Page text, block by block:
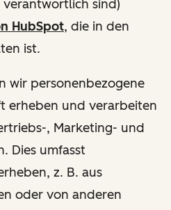
sind)
HubSpot, die in den
ist.
wir personenbezogene
erheben und verarbeiten
, Marketing- und
Dies umfasst
z. B. aus
oder von anderen